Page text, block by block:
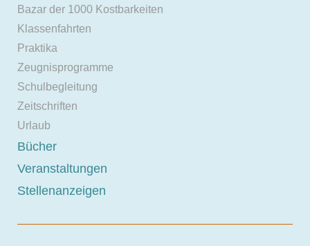
Bazar der 1000 Kostbarkeiten
Klassenfahrten
Praktika
Zeugnisprogramme
Schulbegleitung
Zeitschriften
Urlaub
Bücher
Veranstaltungen
Stellenanzeigen